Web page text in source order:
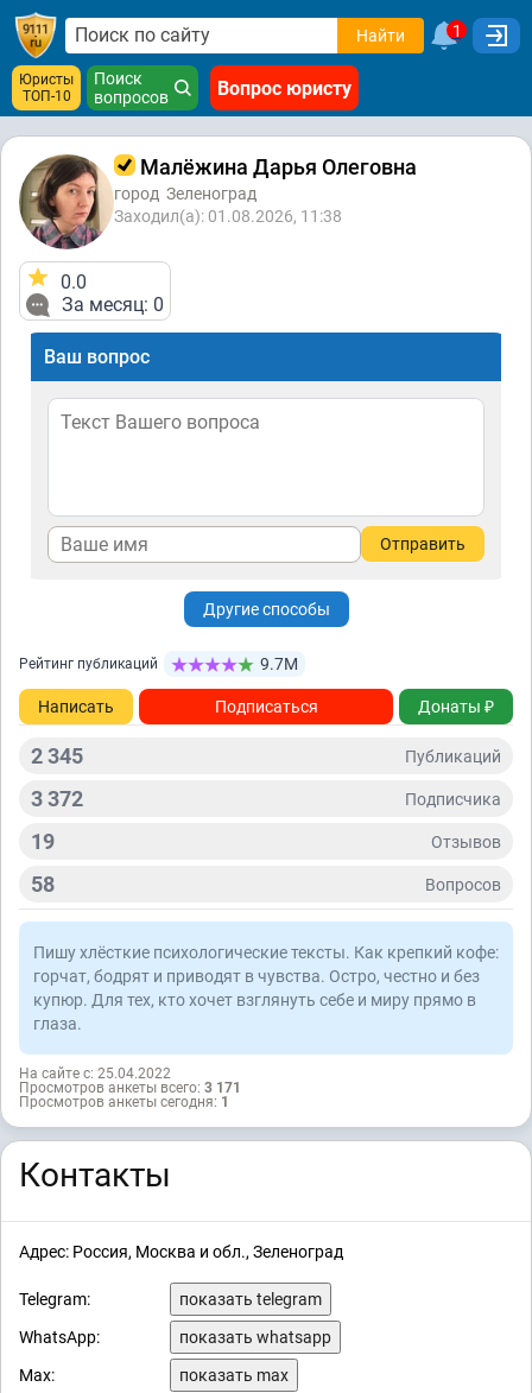
Найти 1
Юристы
ТОП-10
Поиск
вопросов
Вопрос юристу
Малёжина Дарья Олеговна
город Зеленоград
Заходил(а): 01.08.2026, 11:38
0.0
За месяц: 0
Ваш вопрос
Отправить
Другие способы
Рейтинг публикаций 9.7М
Написать Подписаться Донаты ₽
2 345 Публикаций
3 372 Подписчикa
19 Отзывов
58 Вопросов
Пишу хлёсткие психологические тексты. Как крепкий кофе:
горчат, бодрят и приводят в чувства. Остро, честно и без
купюр. Для тех, кто хочет взглянуть себе и миру прямо в
глаза.
На сайте с: 25.04.2022
Просмотров анкеты всего: 3 171
Просмотров анкеты сегодня: 1
Контакты
Адрес: Россия, Москва и обл., Зеленоград
Telegram:
показать telegram
WhatsApp:
показать whatsapp
Max:
показать max